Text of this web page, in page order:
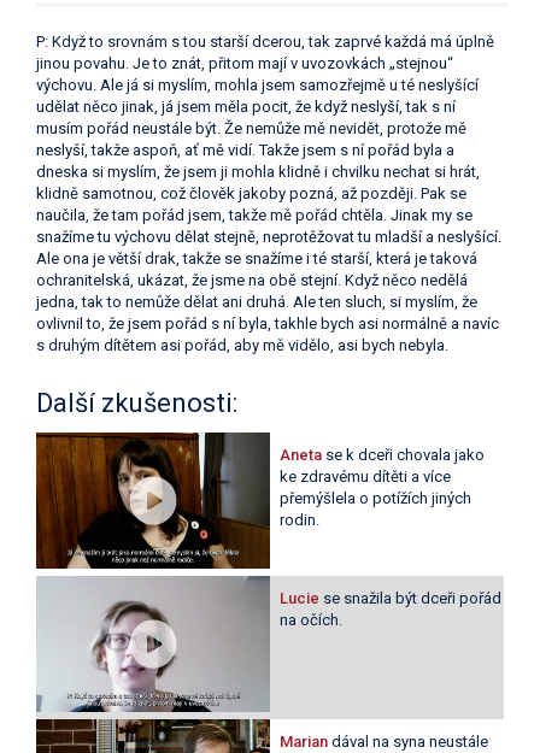
P: Když to srovnám s tou starší dcerou, tak zaprvé každá má úplně
jinou povahu. Je to znát, přitom mají v uvozovkách „stejnou“
výchovu. Ale já si myslím, mohla jsem samozřejmě u té neslyšící
udělat něco jinak, já jsem měla pocit, že když neslyší, tak s ní
musím pořád neustále být. Že nemůže mě nevidět, protože mě
neslyší, takže aspoň, ať mě vidí. Takže jsem s ní pořád byla a
dneska si myslím, že jsem ji mohla klidně i chvilku nechat si hrát,
klidně samotnou, což člověk jakoby pozná, až později. Pak se
naučila, že tam pořád jsem, takže mě pořád chtěla. Jinak my se
snažíme tu výchovu dělat stejně, neprotěžovat tu mladší a neslyšící.
Ale ona je větší drak, takže se snažíme i té starší, která je taková
ochranitelská, ukázat, že jsme na obě stejní. Když něco nedělá
jedna, tak to nemůže dělat ani druhá. Ale ten sluch, si myslím, že
ovlivnil to, že jsem pořád s ní byla, takhle bych asi normálně a navíc
s druhým dítětem asi pořád, aby mě vidělo, asi bych nebyla.
Další zkušenosti:
Aneta se k dceři chovala jako
ke zdravému dítěti a více
přemýšlela o potížích jiných
rodin.
Lucie se snažila být dceři pořád
na očích.
Marian dával na syna neustále